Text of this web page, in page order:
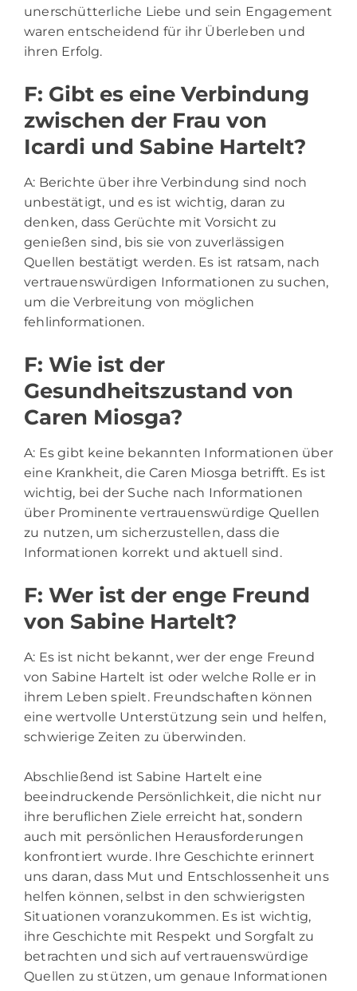
unerschütterliche Liebe und sein Engagement
waren entscheidend für ihr Überleben und
ihren Erfolg.
F: Gibt es eine Verbindung
zwischen der Frau von
Icardi und Sabine Hartelt?
A: Berichte über ihre Verbindung sind noch
unbestätigt, und es ist wichtig, daran zu
denken, dass Gerüchte mit Vorsicht zu
genießen sind, bis sie von zuverlässigen
Quellen bestätigt werden. Es ist ratsam, nach
vertrauenswürdigen Informationen zu suchen,
um die Verbreitung von möglichen
fehlinformationen.
F: Wie ist der
Gesundheitszustand von
Caren Miosga?
A: Es gibt keine bekannten Informationen über
eine Krankheit, die Caren Miosga betrifft. Es ist
wichtig, bei der Suche nach Informationen
über Prominente vertrauenswürdige Quellen
zu nutzen, um sicherzustellen, dass die
Informationen korrekt und aktuell sind.
F: Wer ist der enge Freund
von Sabine Hartelt?
A: Es ist nicht bekannt, wer der enge Freund
von Sabine Hartelt ist oder welche Rolle er in
ihrem Leben spielt. Freundschaften können
eine wertvolle Unterstützung sein und helfen,
schwierige Zeiten zu überwinden.
Abschließend ist Sabine Hartelt eine
beeindruckende Persönlichkeit, die nicht nur
ihre beruflichen Ziele erreicht hat, sondern
auch mit persönlichen Herausforderungen
konfrontiert wurde. Ihre Geschichte erinnert
uns daran, dass Mut und Entschlossenheit uns
helfen können, selbst in den schwierigsten
Situationen voranzukommen. Es ist wichtig,
ihre Geschichte mit Respekt und Sorgfalt zu
betrachten und sich auf vertrauenswürdige
Quellen zu stützen, um genaue Informationen